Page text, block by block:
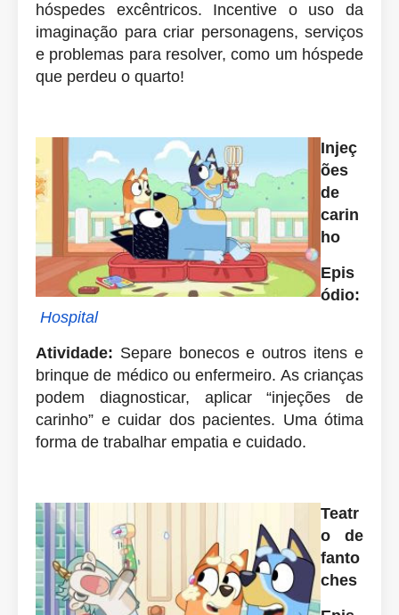
hóspedes excêntricos. Incentive o uso da
imaginação para criar personagens, serviços
e problemas para resolver, como um hóspede
que perdeu o quarto!
Injeç
ões
de
carin
ho
Epis
ódio:
Hospital
Atividade: Separe bonecos e outros itens e
brinque de médico ou enfermeiro. As crianças
podem diagnosticar, aplicar “injeções de
carinho” e cuidar dos pacientes. Uma ótima
forma de trabalhar empatia e cuidado.
Teatr
o de
fanto
ches